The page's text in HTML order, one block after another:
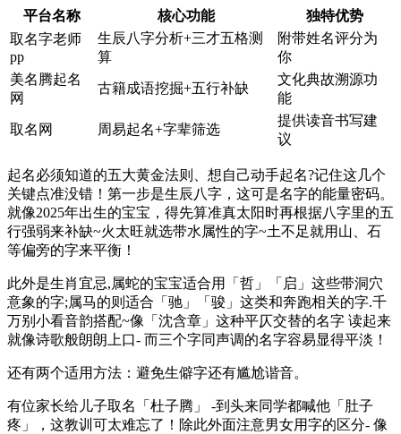
平台名称 核心功能
独特优势
取名字老师
pp
生辰八字分析+三才五格测
算
附带姓名评分为
你
美名腾起名
网
古籍成语挖掘+五行补缺
文化典故溯源功
能
取名网 周易起名+字辈筛选
提供读音书写建
议
起名必须知道的五大黄金法则、想自己动手起名?记住这几个
关键点准没错！第一步是生辰八字，这可是名字的能量密码。
就像2025年出生的宝宝，得先算准真太阳时再根据八字里的五
行强弱来补缺~火太旺就选带水属性的字~土不足就用山、石
等偏旁的字来平衡！
此外是生肖宜忌,属蛇的宝宝适合用「哲」「启」这些带洞穴
意象的字;属马的则适合「驰」「骏」这类和奔跑相关的字.千
万别小看音韵搭配~像「沈含章」这种平仄交替的名字 读起来
就像诗歌般朗朗上口- 而三个字同声调的名字容易显得平淡！
还有两个适用方法：避免生僻字还有尴尬谐音。
有位家长给儿子取名「杜子腾」 -到头来同学都喊他「肚子
疼」，这教训可太难忘了！除此外面注意男女用字的区分- 像